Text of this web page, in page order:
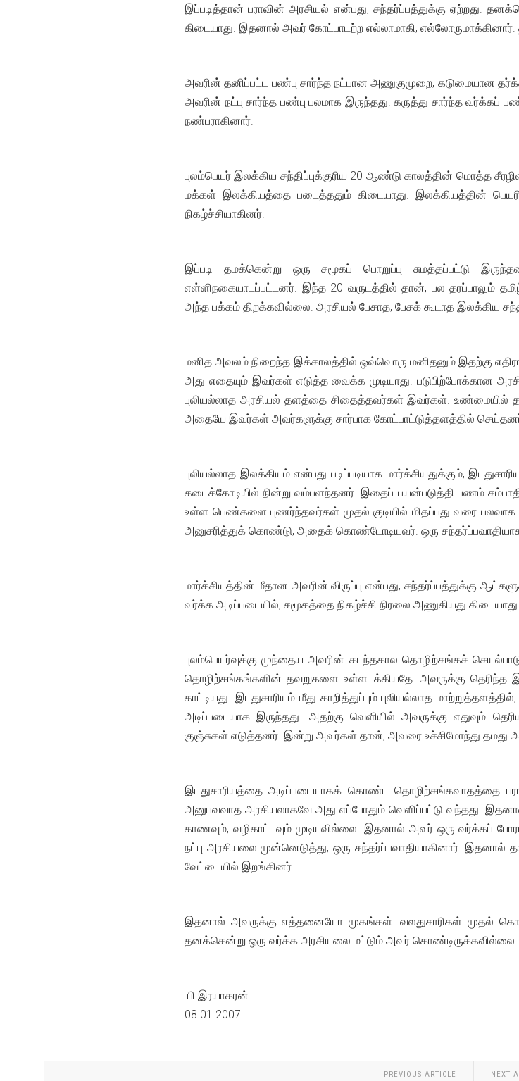
இப்படித்தான் பராவின் அரசியல் என்பது, சந்தர்ப்பத்துக்கு ஏற்றது.
கிடையாது. இதனால் அவர் கோட்பாடற்ற எல்லாமாகி, எல்லோருமாக்கினார்.
அவரின் தனிப்பட்ட பண்பு சார்ந்த நட்பான அணுகுமுறை, கடுமையான
அவரின் நட்பு சார்ந்த பண்பு பலமாக இருந்தது. கருத்து சார்ந்த வர்க்கப்
நண்பராகினார்.
புலம்பெயர் இலக்கிய சந்திப்புக்குரிய 20 ஆண்டு காலத்தின் மொத்த
மக்கள் இலக்கியத்தை படைத்ததும் கிடையாது. இலக்கியத்தின் பெயரில்
நிகழ்ச்சியாகினர்.
இப்படி தமக்கென்று ஒரு சமூகப் பொறுப்பு சுமத்தப்பட்டு
எள்ளிநகையாடப்பட்டனர். இந்த 20 வருடத்தில் தான், பல
அந்த பக்கம் திறக்கவில்லை. அரசியல் பேசாத, பேசக் கூடாத இலக்கிய
மனித அவலம் நிறைந்த இக்காலத்தில் ஒவ்வொரு மனிதனும் இதற்கு
அது எதையும் இவர்கள் எடுத்த வைக்க முடியாது. படுபிற்போக்கான
புலியல்லாத அரசியல் தளத்தை சிதைத்தவர்கள் இவர்கள். உண்மையில்
அதையே இவர்கள் அவர்களுக்கு சார்பாக கோட்பாட்டுத்தளத்தில்
புலியல்லாத இலக்கியம் என்பது படிப்படியாக மார்க்சியதுக்கும்,
கடைக்கோடியில் நின்று வம்பளந்தனர். இதைப் பயன்படுத்தி பணம்
உள்ள பெண்களை புணர்ந்தவர்கள் முதல் குடியில் மிதப்பது வரை
அனுசரித்துக் கொண்டு, அதைக் கொண்டோடியவர். ஒரு சந்தர்ப்பவாதியாக
மார்க்சியத்தின் மீதான அவரின் விருப்பு என்பது, சந்தர்ப்பத்துக்கு
வர்க்க அடிப்படையில், சமூகத்தை நிகழ்ச்சி நிரலை அணுகியது கிடையாது.
புலம்பெயர்வுக்கு முந்தைய அவரின் கடந்தகால தொழிற்சங்கச்
தொழிற்சங்கங்களின் தவறுகளை உள்ளடக்கியதே. அவருக்கு தெரிந்த
காட்டியது. இடதுசாரியம் மீது காறித்துப்பும் புலியல்லாத
அடிப்படையாக இருந்தது. அதற்கு வெளியில் அவருக்கு எதுவும்
குஞ்சுகள் எடுத்தனர். இன்று அவர்கள் தான், அவரை உச்சிமோந்து தமது
இடதுசாரியத்தை அடிப்படையாகக் கொண்ட தொழிற்சங்கவாதத்தை
அனுபவவாத அரசியலாகவே அது எப்போதும் வெளிப்பட்டு வந்தது.
காணவும், வழிகாட்டவும் முடியவில்லை. இதனால் அவர் ஒரு வர்க்கப்
நட்பு அரசியலை முன்னெடுத்து, ஒரு சந்தர்ப்பவாதியாகினார்.
வேட்டையில் இறங்கினர்.
இதனால் அவருக்கு எத்தனையோ முகங்கள். வலதுசாரிகள் முதல்
தனக்கென்று ஒரு வர்க்க அரசியலை மட்டும் அவர் கொண்டிருக்கவில்லை.
பி.இரயாகரன்
08.01.2007
PREVIOUS ARTICLE NEXT